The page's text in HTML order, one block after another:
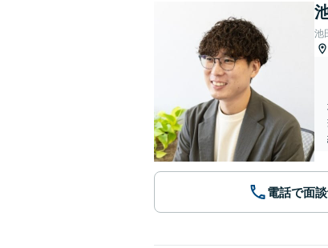
池
電話で面